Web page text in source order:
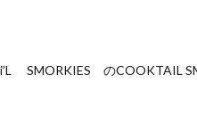
SMORKIES のCOOKTAIL